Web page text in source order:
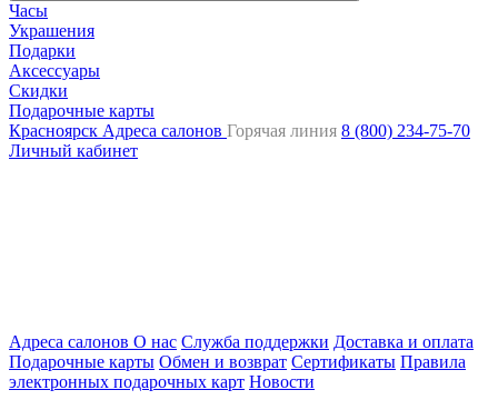
Часы
Украшения
Подарки
Аксессуары
Скидки
Подарочные карты
Красноярск Адреса салонов Горячая линия 8 (800) 234-75-70
Личный кабинет
Адреса салонов О нас Служба поддержки Доставка и оплата
Подарочные карты Обмен и возврат Сертификаты Правила
электронных подарочных карт Новости